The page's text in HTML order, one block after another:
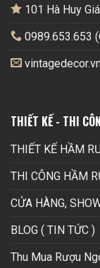
101 Hà Huy
0989.653.653
THIẾT KẾ - THI
THIẾT KẾ HẦM
THI CÔNG HẦM
CỬA HÀNG,
BLOG ( TIN TỨC )
Thu Mua Rượu